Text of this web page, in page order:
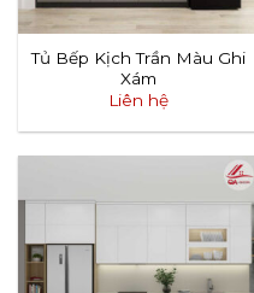
Tủ Bếp Kịch Trần Màu Ghi
Xám
Liên hệ